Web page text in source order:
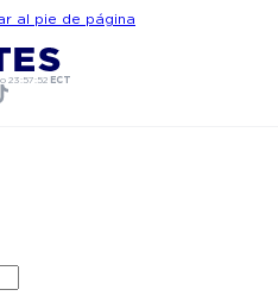
al pie de página
23:57:52 ECT